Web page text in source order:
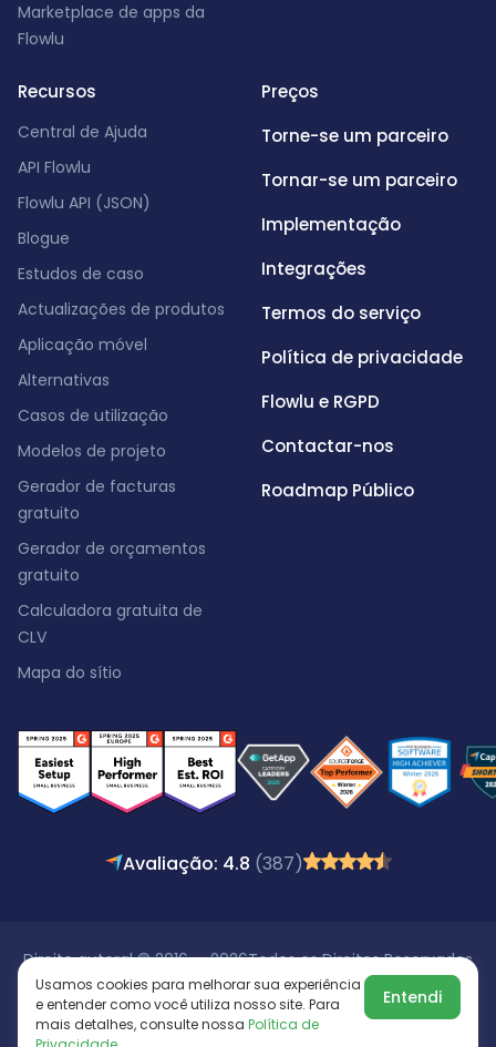
Marketplace de apps da
Flowlu
Recursos
Central de Ajuda
API Flowlu
Flowlu API (JSON)
Blogue
Estudos de caso
Actualizações de produtos
Aplicação móvel
Alternativas
Casos de utilização
Modelos de projeto
Gerador de facturas
gratuito
Gerador de orçamentos
gratuito
Calculadora gratuita de
CLV
Mapa do sítio
Preços
Torne-se um parceiro
Tornar-se um parceiro
Implementação
Integrações
Termos do serviço
Política de privacidade
Flowlu e RGPD
Contactar-nos
Roadmap Público
Avaliação: 4.8 (387)
Direito autoral © 2016 - 2026Todos os Direitos Reservados
Usamos cookies para melhorar sua experiência
e entender como você utiliza nosso site. Para
mais detalhes, consulte nossa Política de
Entendi